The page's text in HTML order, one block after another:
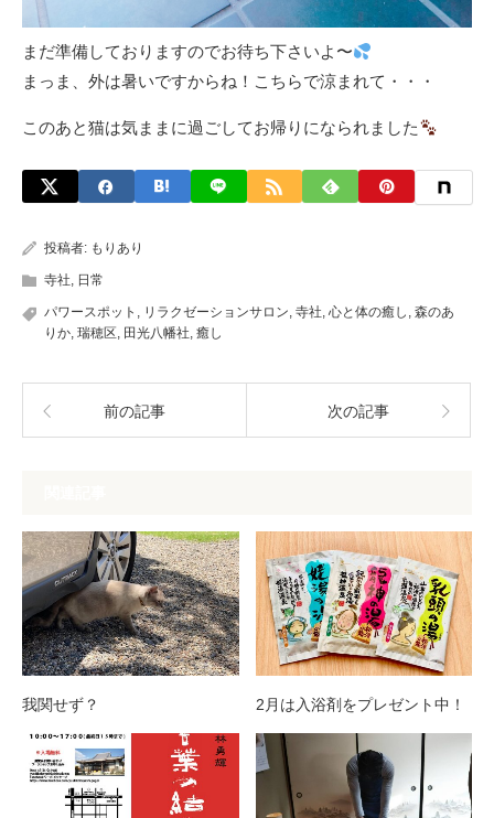
まだ準備しておりますのでお待ち下さいよ〜
まっま、外は暑いですからね！こちらで涼まれて・・・
このあと猫は気ままに過ごしてお帰りになられました
投稿者: もりあり
寺社, 日常
パワースポット , リラクゼーションサロン, 寺社, 心と体の癒し , 森のあ
りか, 瑞穂区, 田光八幡社, 癒し
前の記事 次の記事
我関せず？ 2月は入浴剤をプレゼント中！